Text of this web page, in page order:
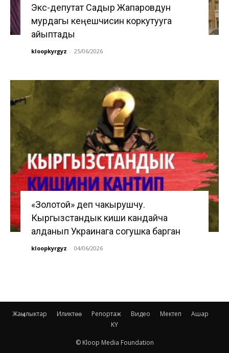
Экс-депутат Садыр Жапаровдун
мурдагы кеңешчисин коркутууга
айыптады
kloopkyrgyz - 25/06/2026
«Золотой» деп чакырушчу.
Кыргызстандык киши кандайча
алданып Украинага согушка барган
kloopkyrgyz - 04/06/2026
Жаңылыктар Иликтөө Репортаж Видео Мектеп
Ашар
KY
© Kloop Media Foundation